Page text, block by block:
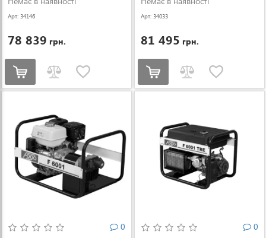
Арт: 34146
78 839 грн.
Арт: 34033
81 495 грн.
0
0